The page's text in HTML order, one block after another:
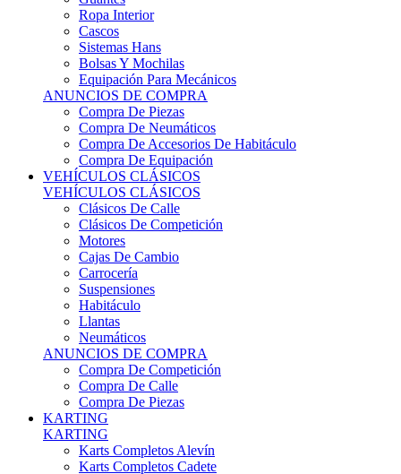
Cascos
Sistemas Hans
Bolsas Y Mochilas
Equipación Para Mecánicos
ANUNCIOS DE COMPRA
Compra De Piezas
Compra De Neumáticos
Compra De Accesorios De Habitáculo
Compra De Equipación
VEHÍCULOS CLÁSICOS
VEHÍCULOS CLÁSICOS
Clásicos De Calle
Clásicos De Competición
Motores
Cajas De Cambio
Carrocería
Suspensiones
Habitáculo
Llantas
Neumáticos
ANUNCIOS DE COMPRA
Compra De Competición
Compra De Calle
Compra De Piezas
KARTING
KARTING
Karts Completos Alevín
Karts Completos Cadete
Karts Completos Junior